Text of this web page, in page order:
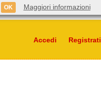
Accedi Registrati
OK Maggiori informazioni